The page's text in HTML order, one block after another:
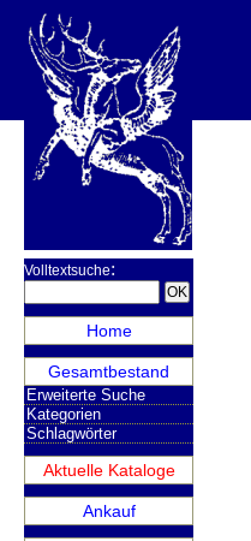
Volltextsuche:
Home
Gesamtbestand
Erweiterte Suche
Kategorien
Schlagwörter
Aktuelle Kataloge
Ankauf